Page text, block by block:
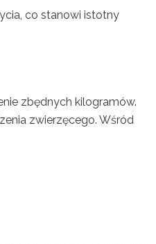
co stanowi istotny
zbędnych kilogramów.
zwierzęcego. Wśród